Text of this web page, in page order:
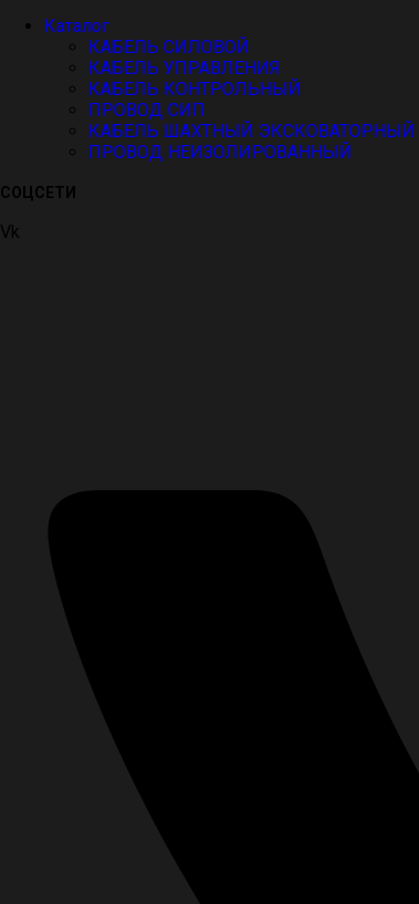
Каталог
КАБЕЛЬ СИЛОВОЙ
КАБЕЛЬ УПРАВЛЕНИЯ
КАБЕЛЬ КОНТРОЛЬНЫЙ
ПРОВОД СИП
КАБЕЛЬ ШАХТНЫЙ ЭКСКОВАТОРНЫЙ
ПРОВОД НЕИЗОЛИРОВАННЫЙ
СОЦСЕТИ
Vk